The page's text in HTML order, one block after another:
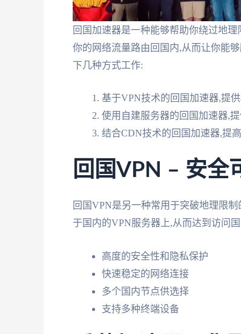
回国加速器是一种能够帮助你绕过地
你的网络流量路由回国内,从而让你能
下几种方式工作:
基于VPN技术的回国加速器,提
使用自建服务器的回国加速器,
结合CDN技术的回国加速器,提
回国VPN – 安全
回国VPN是另一种常用于突破地理限
于国内的VPN服务器上,从而达到访问
高度的安全性和隐私保护
快速稳定的网络连接
多个国内节点供选择
支持多种终端设备